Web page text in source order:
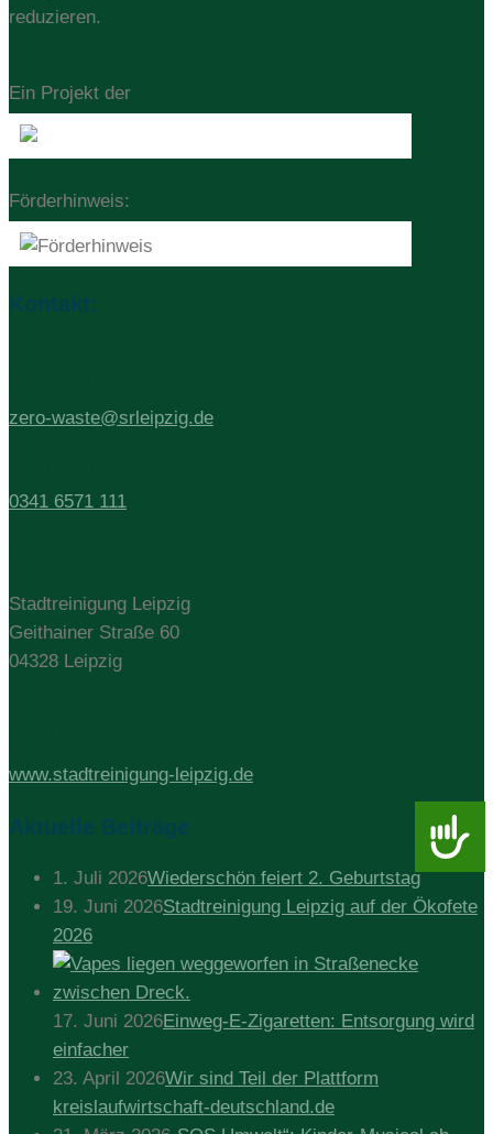
reduzieren.
Ein Projekt der
Förderhinweis:
Kontakt:
zero-waste@srleipzig.de
0341 6571 111
Stadtreinigung Leipzig
Geithainer Straße 60
04328 Leipzig
www.stadtreinigung-leipzig.de
Aktuelle Beiträge
1. Juli 2026Wiederschön feiert 2. Geburtstag
19. Juni 2026Stadtreinigung Leipzig auf der Ökofete
2026
17. Juni 2026Einweg-E-Zigaretten: Entsorgung wird
einfacher
23. April 2026Wir sind Teil der Plattform
kreislaufwirtschaft-deutschland.de